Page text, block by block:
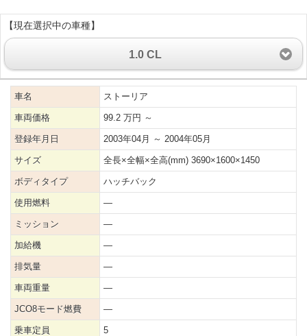
【現在選択中の車種】
1.0 CL
車名 ストーリア
車両価格 99.2 万円 ～
登録年月日 2003年04月 ～ 2004年05月
サイズ 全長×全幅×全高(mm) 3690×1600×1450
ボディタイプ ハッチバック
使用燃料 ―
ミッション ―
加給機 ―
排気量 ―
車両重量 ―
JCO8モード燃費 ―
乗車定員 5